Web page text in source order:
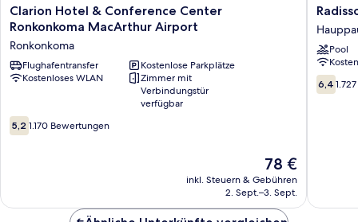
Clarion
Hotel
Conference
Center
Ronkonkoma
Ronkonkoma
Clarion Hotel & Conference Center
Ronkonkoma MacArthur Airport
Ronkonkoma
Flughafentransfer
Kostenlose Parkplätze
Kostenloses WLAN
Zimmer mit
Verbindungstür
verfügbar
5.2
von
5,2 1.170 Bewertungen
Der
Preis
beträgt
78 €
inkl. Steuern & Gebühren
2. Sept.–3. Sept.
Hotel
Long
Island
Pool
6.4
von
6,4